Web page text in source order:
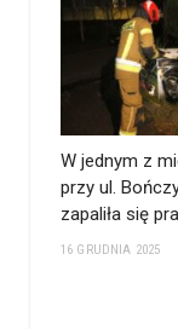
W jednym z
przy ul.
zapaliła się
16 GRUDNIA 2025